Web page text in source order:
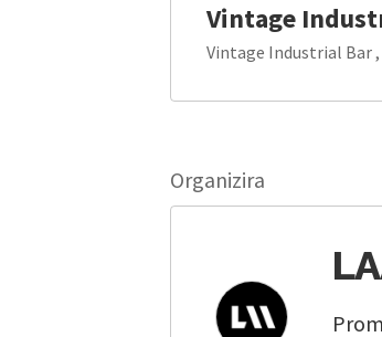
Vintage
Vintage Industrial Bar
Organizira